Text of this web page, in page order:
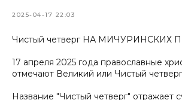
2025-04-17 22:03
Чистый четверг НА МИЧУРИНСКИХ
17 апреля 2025 года православные
отмечают Великий или Чистый
Название "Чистый четверг" отражает